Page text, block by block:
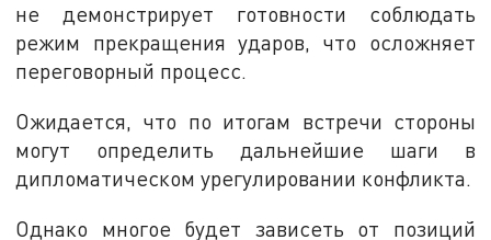
не демонстрирует готовности соблюдать
режим прекращения ударов, что осложняет
переговорный процесс.
Ожидается, что по итогам встречи стороны
могут определить дальнейшие шаги в
дипломатическом урегулировании конфликта.
Однако многое будет зависеть от позиций